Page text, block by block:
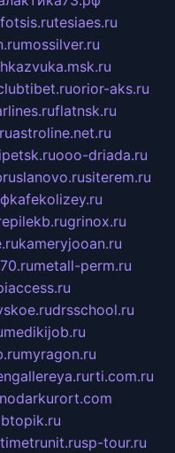
fotsis.rutesiaes.ru
mossilver.ru
orior-aks.ru
flatnsk.ru
astroline.net.ru
ooo-driada.ru
siterem.ru
kafekolizey.ru
grinox.ru
kameryjooan.ru
metall-perm.ru
drsschool.ru
medikijob.ru
myragon.ru
rti.com.ru
sp-tour.ru